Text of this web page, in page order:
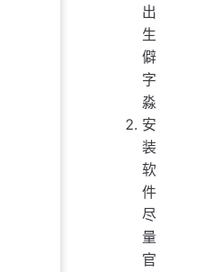
出
生
僻
字
淼
安
装
软
件
尽
量
官